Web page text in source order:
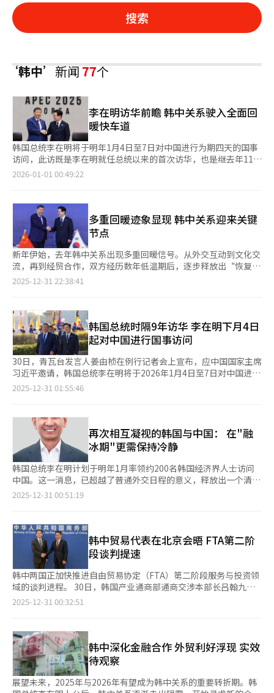
搜索
‘韩中’新闻77个
李在明访华前瞻 韩中关系驶入全面回
暖快车道
韩国总统李在明将于明年1月4日至7日对中国进行为期四天的国事
访问，此访既是李在明就任总统以来的首次访华，也是继去年11月
在庆州亚太经合组织（APEC）领导人非正式会议期间与中国国家
因此被视为检验这一回暖势头能否真正走向稳定化与长期化的关键
节点。 过去数年间，受韩国部署萨德反导系统、中美战略竞争加
剧、韩美日安全合作强化，以及新冠疫情大流行等多重因素影响，
韩中关系长期处于低谷，政治互信受损，经贸与民间交流明显降
温。李在明政府成立后，提出“以国家利益为中心的实用外交”口
号，在坚持韩美同盟与韩美日合作框架的同时，主动修复对华关
系，努力防止双边关系继续被卷入大国博弈的结构性对抗之中。
去年11月在庆州举行的韩中首脑会谈被李在明评价为“全面恢复韩
▲密集首脑外交释放的政治信号 从出访时间来看，此次访问具有
重要的象征意义。习近平两个月前刚刚对韩国进行国事访问，李在
明随即在新年伊始进行回访，并将中国定为2026年首个出访国
家。在当今国际局势错综复杂的背景下，这种在较短周期内完成的
互访安排并不常见，这一“亲密互动”本身就具有稳定双边关系、
防止误判的战略意义。 这一安排释放出三重信号：第一，双方都
希望避免双边关系再度跌入结构性对立的困局；第二，双方对高层
沟通对于稳定关系的重要性达成共识；第三，双方有意将双边关系
系是降低外部不确定因素的重要手段之一；对中国而言，在中美博
弈持续、中日关系恶化的背景下稳定周边关系、尤其是与重要经济
与技术合作伙伴保持良性互动，同样具有战略价值。 ▲经贸合作
仍是最具可操作性的突破口 去年11月韩中首脑会谈期间，双方签
署了七项谅解备忘录（MOU），涵盖2026—2030年经济合作规
划、货币互换协议、服务与投资领域自贸谈判、创新创业合作、农
产品检疫、共同打击电诈犯罪等多个领域。这些文件为韩中关系恢
复提供了制度框架，但能否真正落实仍有待检验。李在明此次访华
在明出访，预计在半导体、新能源汽车、电池、人工智能与供应链
安全领域，两国将探求新的合作可能性。 中方可能释放进一步扩
大市场准入、优化营商环境的政策信号，韩方则希望借此稳定在华
韩企信心，防止投资与供应链继续外移。若能促成具体投资合作项
目，将有助于将政治互信转化为共享经济发展成果。 此外，外界
高度关注本次访问是否会成为“限韩令”全面松绑的转折点。若中
方在文化交流、演出、文化内容引进等方面释放更明确的积极信
领域相比，安全与半岛问题的突破空间相对较小，但仍是李在明此
行的重要议题之一。近年来，中国在朝鲜问题上的立场趋于谨慎，
甚至在某些场合被指对朝态度偏于宽容。 李在明提出的半岛和平
进程包括跨境交通、旅游、贸易等构想，试图逐步将朝鲜重新纳入
地区合作框架。此次访华中，韩方将争取中方对韩国和平构想的原
2026-01-01 00:49:22
多重回暖迹象显现 韩中关系迎来关键
节点
新年伊始，去年韩中关系出现多重回暖信号。从外交互动到文化交
流，再到经贸合作，双方经历数年低温期后，逐步释放出“恢复沟
通、稳定关系”的信号。韩中关系能否步入“可控竞争下的务实合
次官朴润柱与中国外交部副部长马朝旭就双边关系、地区及国际形
势、半岛局势等共同关心的议题进行交流。双方一致认为，应在韩
中首脑会谈成果基础上，通过两国外交部门的密切沟通，切实推
进“韩中战略合作伙伴关系”的全面恢复与发展。 这一战略对话
机制始于2008年中韩两国国家元首实现互访，是双方最高层级的
常设外交沟通平台。本次对话距去年7月在首尔举行时隔近一年，
也是两国重启首脑外交、中国国家主席习近平11年对韩国进行国事
访问后，双方进行的首次高层战略沟通，象征意义尤为突出。
面来看，韩中两国政治外交氛围呈现回暖迹象。据多名政府相关人
士透露，韩方已就下月在华举办演唱会事宜与中方展开协商，并向
HYBE、SM、YG和JYP等四大娱乐公司询问旗下主要艺人的行程安
排。韩国总统室对此持谨慎态度，称尚未敲定任何事项。但执政党
一位相关人士表示，考虑到中方立场，我方不宜率先公开日程，但
中方对举办演唱会提议持积极态度。 分析认为，目前尚未有官方
明确消息，但这一动向自2016年“萨德”事件导致韩流在华活动
受限以来，双方首次探讨政府主导的规模化文化交流项目，显示出
宴上，习近平主席对韩方提出的在北京举办大型演唱会表示出兴
趣，并当场对外交部长王毅做出指示。分析认为，如果韩国总统李
在明新年访华行程最终敲定，韩中首脑会谈与文化交流活动有望呈
现联动效果。 不过，分析指出，“限韩令”背后不仅涉及双边政
治因素，也与中方近年来强化文化产业管理的政策方向有关。因
此，即便K-POP演唱会顺利举行，“限韩令”能否全面解除仍不确
定。但随着中日关系趋紧、日本籍艺人在中国的演出接连取消，如
果韩国艺人率先重返中国市场，象征意义不容小觑。 ▲经贸合作
200人规模的经济代表团对中国北京进行访问。这是自2019年后，
大韩商工会议所时隔7年再次组织大规模经济代表团访华。 据悉，
此次访华经济代表团规模空前。SK集团会长崔泰源、三星电子会
长李在镕、现代汽车集团会长郑义宣、LG集团会长具光谟等韩国
主要企业集团的掌门人有望悉数随行。较2019年以主要经营层员
2025-12-31 22:38:41
韩国总统时隔9年访华 李在明下月4日
起对中国进行国事访问
30日，青瓦台发言人姜由桢在例行记者会上宣布，应中国国家主席
习近平邀请，韩国总统李在明将于2026年1月4日至7日对中国进行
国事访问。这是自2017年前总统文在寅后，韩国总统时隔近9年再
正式会议期间首次举行韩中首脑会谈后，时隔两个月再次与习近平
举行会谈。 李在明将于1月4日至6日在北京与习近平举行首脑会
谈，并出席国宾晚宴等活动，此后前往上海，展开为期两天的行
程。 预计在会谈中，李在明将与习近平就韩中双边关系，以及韩
半岛周边局势等展开广泛讨论，议题包括深化经济合作、西海（黄
海）构造物以及朝鲜问题等。 尽管可能未被列入正式议题，但李
在明可能就韩国推进建造核潜艇计划向中方进行说明，强调这一计
划属防御性措施，目的在于避免加剧军事紧张关系，消除中方疑
方的理解与支持。此外，外界高度关注此访是否将成为“限韩
令”松绑的重要契机。 此前李在明在介绍与习近平首次会谈成果
时曾表示，此次会谈在全面恢复韩中关系、以战略合作伙伴身份重
新走上务实共赢之路方面具有重要意义。他还表示，鉴于习近平主
席已发出访华邀请，期待在不久的将来访问中国，推动两国关系发
展为更加紧密的近邻关系。 上海行程中预计将包括与回顾历史和
未来相关合作的内容。姜由桢表示，2026年既是白凡金九先生诞
辰150周年，也是大韩民国上海临时政府旧址成立100周年，将安
合作的行程。 关于经济使节团是否随行以及具体规模和名单，青
瓦台未对外公开，但表示期待在核心矿产供应链、投资促进、数字
经济及绿色环保产业等领域与中方取得互利共赢的经济合作成果。
相关部门之间预计将签署多项谅解备忘录。 中国外交部发言人林
剑在当天的例行记者会上表示，此访是李在明总统就任后首次访
华。中韩互为重要近邻和合作伙伴，期待在两国元首的战略引领
2025-12-31 01:55:46
再次相互凝视的韩国与中国： 在"融
冰期"更需保持冷静
韩国总统李在明计划于明年1月率领约200名韩国经济界人士访问
中国。这一消息，已超越了普通外交日程的意义，释放出一个清晰
信号：长期处于低谷的韩中关系正在重启。 就在几年前，韩中关
逐渐陷入一种“相互关联却缺乏对话”的状态。 然而，去年，中
国对韩国公民实施免签入境政策，随后，中国国家主席习近平在亚
太经合组织（APEC）领导人非正式会议期间访问韩国，为双边关
系注入了新的动力。虽然尚难断言坚冰已经完全解冻，但可以确认
的是，中韩关系已步入一个谨慎试探的“融冰期”。 外交从来都
是时机的艺术，韩国此时推进总统访华，显然是对这一时机的把握
与回应。 中国依然是韩国最大的贸易伙伴。无论是进出口、投资
与产业链，还是旅游、留学生交流，两国经济结构早已深度交织。
年间，韩中关系更多停留在“相互依存而缺乏沟通”的层面。 免
签政策率先在民间层面打破了这一僵局。韩国公民赴华人数回升，
经贸展会、商务洽谈、学术交流逐步恢复活力。某种意义上，并非
外交率先开路，而是民间往来为关系修复撬开了一道缝隙。习近平
主席的访韩，则将这一缝隙拓展为更具制度性和外交意义的空间。
李在明此次访华将有200余名经济界人士随行，也正是这一思路的
2025-12-31 00:51:19
韩中贸易代表在北京会晤 FTA第二阶
段谈判提速
韩中两国正加快推进自由贸易协定（FTA）第二阶段服务与投资领
域的谈判进程。 30日，韩国产业通商部通商交涉本部长吕翰九和
中国商务部国际贸易谈判代表兼副部长李成钢在北京会晤。双方商
点议题进行讨论，并就基于韩中自贸协定深化双边合作形成共识。
韩中自贸协定于2015年生效。由于韩中当时就开放服务、投资市
场达成的协议存在局限性，双方决定在自贸协定生效后两年内完成
后续谈判，但迄今未达成协议。若韩中自贸协定第二阶段谈判谈
妥，两国互相开放的市场范围将从目前的工业品、农副产品进一步
2025-12-31 00:32:51
韩中深化金融合作 外贸利好浮现 实效
待观察
展望未来，2025年与2026年有望成为韩中关系的重要转折期。韩